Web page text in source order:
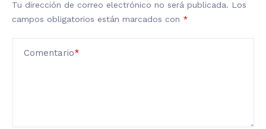
Tu dirección de correo electrónico no será publicada. Los
campos obligatorios están marcados con *
Comentario*